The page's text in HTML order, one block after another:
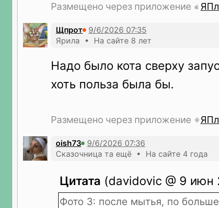
Размещено через приложение
Щпрот
Ярила • На сайте 8 лет
Надо было кота сверху
хоть польза была бы.
Размещено через приложение
oish73
Сказочница та ещё • На сайте 4 года
Цитата (davidovic @ 9 июн
Фото 3: после мытья, по